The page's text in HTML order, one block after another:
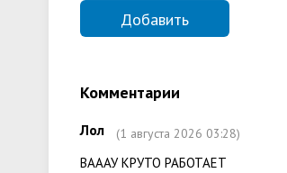
Комментарии
Лол (1 августа 2026 03:28)
ВАААУ КРУТО РАБОТАЕТ